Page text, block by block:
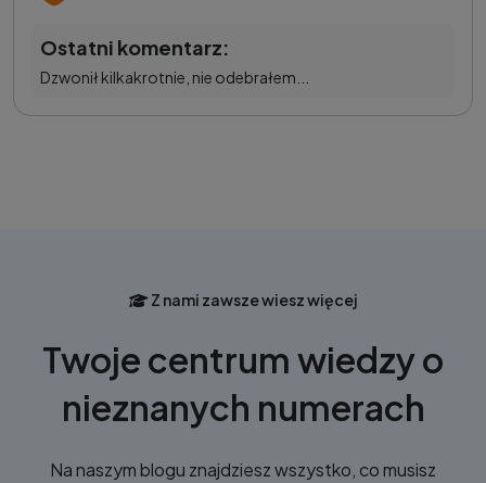
Ostatni komentarz:
Dzwonił kilkakrotnie, nie odebrałem...
Z nami zawsze wiesz więcej
Twoje centrum wiedzy o
nieznanych numerach
Na naszym blogu znajdziesz wszystko, co musisz